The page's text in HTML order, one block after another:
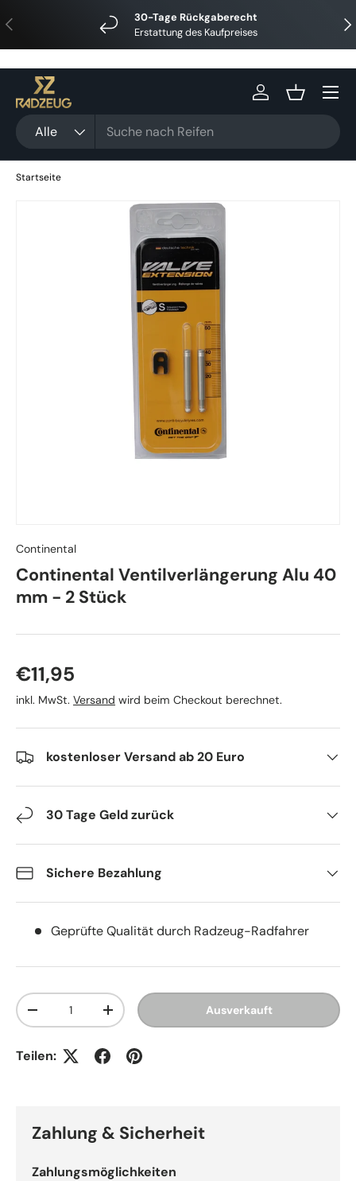
Direkt zum Inhalt
Vorherige
30-Tage Rückgaberecht
Erstattung des Kaufpreises
Alle
Einloggen
Menü
Startseite
Zu Produktinformationen springen
Continental
Continental Ventilverlängerung Alu 40
mm - 2 Stück
Normaler Preis
€11,95
inkl. MwSt. Versand wird beim Checkout berechnet.
kostenloser Versand ab 20 Euro
30 Tage Geld zurück
Sichere Bezahlung
Geprüfte Qualität durch Radzeug-Radfahrer
Anzahl
Menge verringernMenge erhöhen Ausverkauft
Teilen:
Zahlung & Sicherheit
Zahlungsmöglichkeiten